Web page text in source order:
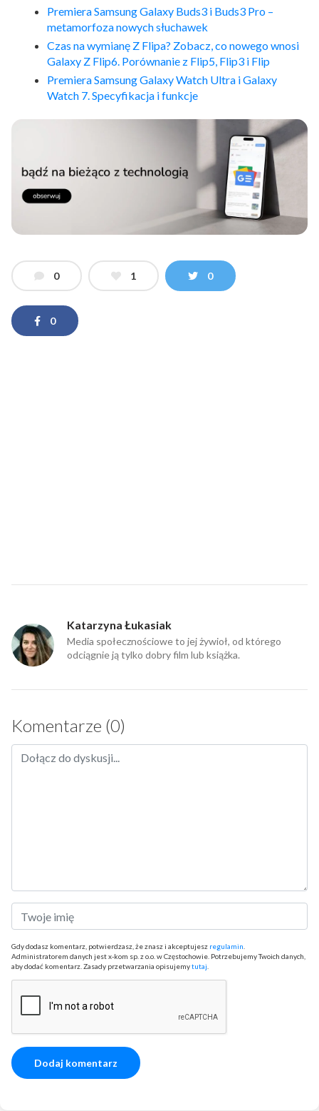
Premiera Samsung Galaxy Buds3 i Buds3 Pro –
metamorfoza nowych słuchawek
Czas na wymianę Z Flipa? Zobacz, co nowego wnosi
Galaxy Z Flip6. Porównanie z Flip5, Flip3 i Flip
Premiera Samsung Galaxy Watch Ultra i Galaxy
Watch 7. Specyfikacja i funkcje
0 1 0
0
Katarzyna Łukasiak
Media społecznościowe to jej żywioł, od którego
odciągnie ją tylko dobry film lub książka.
Komentarze (0)
Gdy dodasz komentarz, potwierdzasz, że znasz i akceptujesz regulamin.
Administratorem danych jest x-kom sp. z o.o. w Częstochowie. Potrzebujemy Twoich danych,
aby dodać komentarz. Zasady przetwarzania opisujemytutaj.